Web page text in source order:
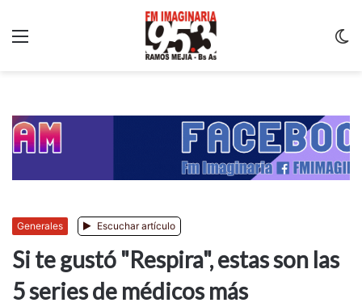
Generales Escuchar artículo
Si te gustó "Respira", estas son las
5 series de médicos más